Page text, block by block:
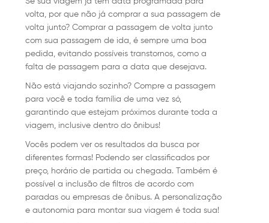
volta, por que não já comprar a sua passagem de
volta junto? Comprar a passagem de volta junto
com sua passagem de ida, é sempre uma boa
pedida, evitando possíveis transtornos, como a
falta de passagem para a data que desejava.
Não está viajando sozinho? Compre a passagem
para você e toda família de uma vez só,
garantindo que estejam próximos durante toda a
viagem, inclusive dentro do ônibus!
Vocês podem ver os resultados da busca por
diferentes formas! Podendo ser classificados por
preço, horário de partida ou chegada. Também é
possível a inclusão de filtros de acordo com
paradas ou empresas de ônibus. A personalização
e autonomia para montar sua viagem é toda sua!